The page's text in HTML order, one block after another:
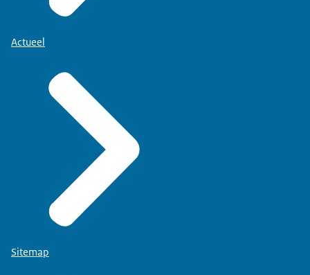
Actueel
Sitemap